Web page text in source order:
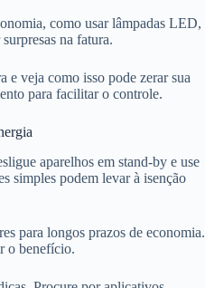
como usar lâmpadas LED,
na fatura.
e veja como isso pode zerar sua
para facilitar o controle.
aparelhos em stand-by e use
simples podem levar à isenção
para longos prazos de economia.
o benefício.